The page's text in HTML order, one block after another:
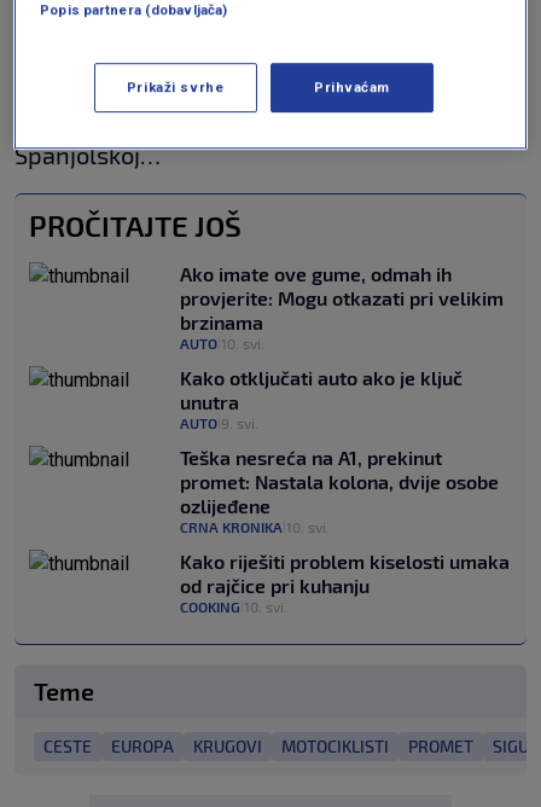
kasnije, 2023., broj nesreća smanjio se za 80%,
Revija HAK.
Sada će ovu signalizaciju uvesti i u
Španjolskoj…
PROČITAJTE JOŠ
Ako imate ove gume, odmah ih
provjerite: Mogu otkazati pri velikim
brzinama
AUTO 10. svi.
Kako otključati auto ako je ključ
unutra
AUTO 9. svi.
Teška nesreća na A1, prekinut
promet: Nastala kolona, dvije osobe
ozlijeđene
CRNA KRONIKA 10. svi.
Kako riješiti problem kiselosti umaka
od rajčice pri kuhanju
COOKING 10. svi.
Teme
CESTE EUROPA KRUGOVI MOTOCIKLISTI PROMET
Popis partnera (dobavljača)
Prikaži svrhe Prihvaćam